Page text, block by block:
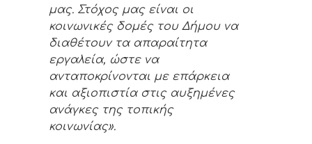
μας. Στόχος μας είναι οι
κοινωνικές δομές του Δήμου να
διαθέτουν τα απαραίτητα
εργαλεία, ώστε να
ανταποκρίνονται με επάρκεια
και αξιοπιστία στις αυξημένες
ανάγκες της τοπικής
κοινωνίας».